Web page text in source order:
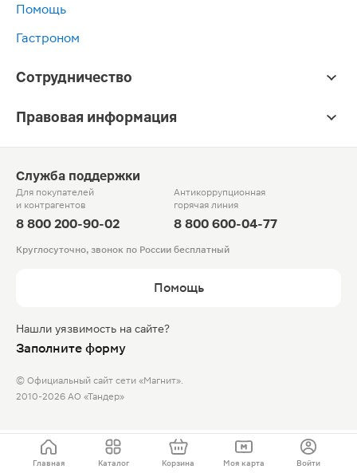
Помощь
Гастроном
Сотрудничество
Правовая информация
Служба поддержки
Для покупателей
и контрагентов
8 800 200-90-02
Антикоррупционная
горячая линия
8 800 600-04-77
Круглосуточно, звонок по России бесплатный
Помощь
Нашли уязвимость на сайте?
Заполните форму
© Официальный сайт сети «Магнит».
2010-2026 АО «Тандер»
Главная Каталог Корзина Моя карта Войти